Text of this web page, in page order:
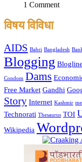
1 Comment
विषय विविधा
AIDS Babri Bangladesh
Blogging
Condom Dams
Free Market Gandhi
Story Internet Kashmir
Technorati Thesaurus TOI
Wikipedia